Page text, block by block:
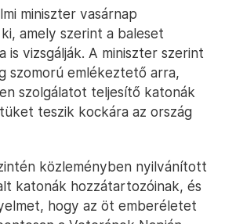
miniszter vasárnap
amely szerint a baleset
vizsgálják. A miniszter szerint
szomorú emlékeztető arra,
szolgálatot teljesítő katonák
teszik kockára az ország
közleményben nyilvánított
katonák hozzátartozóinak, és
hogy az öt emberéletet